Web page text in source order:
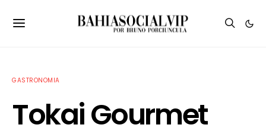
GASTRONOMIA
Tokai Gourmet